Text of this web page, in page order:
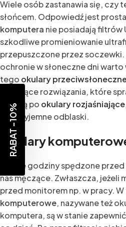
Wiele osób zastanawia się, czy
słońcem. Odpowiedź jest
komputera nie posiadają filtrów
szkodliwe promieniowanie
przepuszczone przez soczewki.
ochronie w słoneczne dni
tego okulary
szukające rozwiązania, które
sięgają po okulary rozjaśniające
nieprzyjemne odblaski.
Okulary
Długie godziny spędzone
nas męczące. Zwłaszcza, jeżeli
przed monitorem np. w pracy.
komputerowe, nazywane też
komputera, są w stanie
RABAT -10%